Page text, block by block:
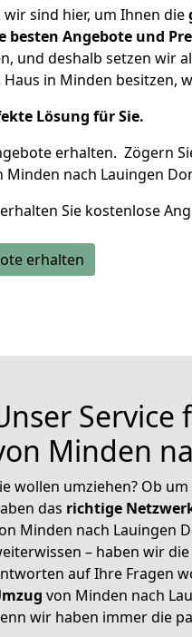
sind hier, um Ihnen die
besten Angebote und
und deshalb setzen wir
in Minden besitzen,
Lösung für Sie.
erhalten. Zögern
nach Lauingen
Sie kostenlose
erhalten
Minden
wollen umziehen? Ob
das richtige
Minden nach Lauingen
– haben wir
auf Ihre Fragen
von Minden nach
wir haben immer die